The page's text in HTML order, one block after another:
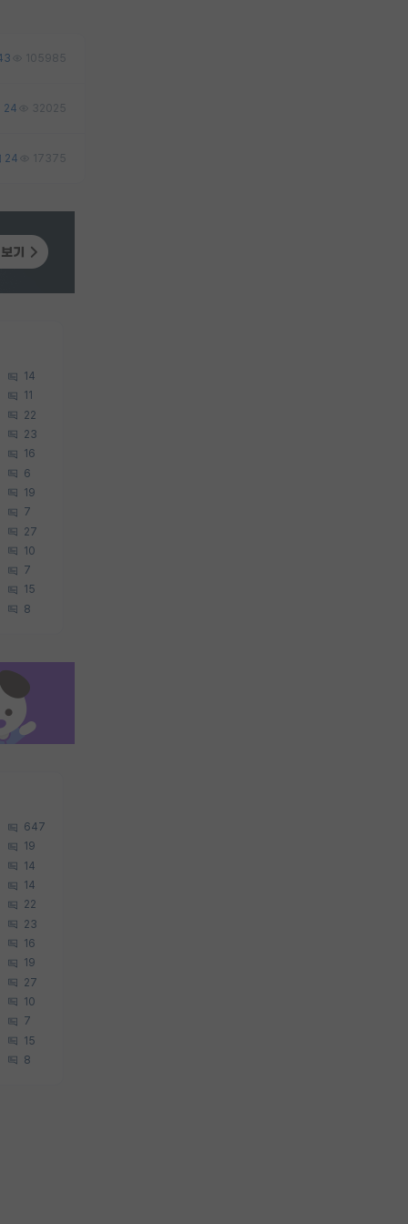
105985
24 32025
24 17375
14
11
22
23
16
6
19
7
27
10
7
15
8
647
19
14
14
22
23
16
19
27
10
7
15
8